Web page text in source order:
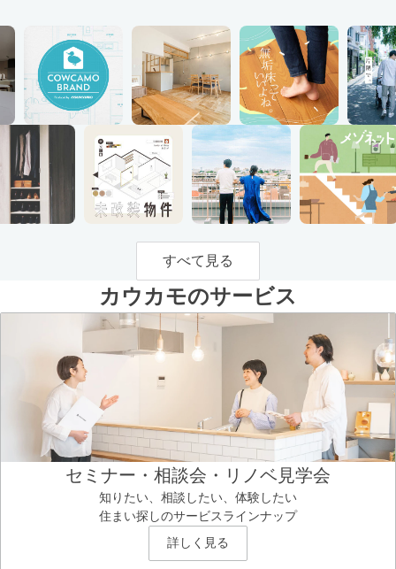
すべて見る
カウカモのサービス
セミナー・相談会・リノベ見学会
知りたい、相談したい、体験したい
住まい探しのサービスラインナップ
詳しく見る